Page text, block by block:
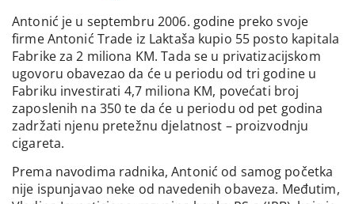
Antonić je u septembru 2006. godine preko svoje
firme Antonić Trade iz Laktaša kupio 55 posto kapitala
Fabrike za 2 miliona KM. Tada se u privatizacijskom
ugovoru obavezao da će u periodu od tri godine u
Fabriku investirati 4,7 miliona KM, povećati broj
zaposlenih na 350 te da će u periodu od pet godina
zadržati njenu pretežnu djelatnost – proizvodnju
cigareta.
Prema navodima radnika, Antonić od samog početka
nije ispunjavao neke od navedenih obaveza. Međutim,